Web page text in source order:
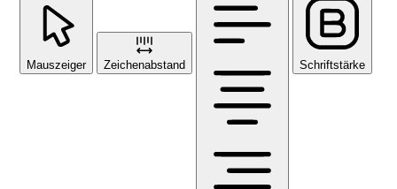
Mauszeiger Zeichenabstand Schriftstärke